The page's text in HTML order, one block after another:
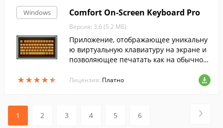
Windows
★★★★★
★★★★★
Comfort On-Screen Keyboard Pro
Версия: 3.6 (5.2 МБ)
Приложение, отображающее уникальну
ю виртуальную клавиатуру на экране и
позволяющее печатать как на обычной
или сенсорного экрана.
Лицензия: Платно
1 2 3 4 5 6